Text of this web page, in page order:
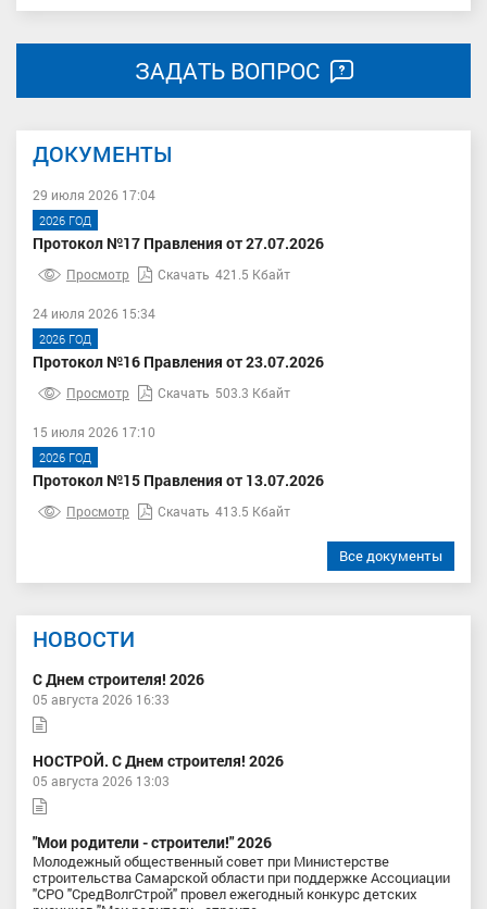
ЗАДАТЬ ВОПРОС
ДОКУМЕНТЫ
29 июля 2026 17:04
2026 ГОД
Протокол №17 Правления от 27.07.2026
Просмотр Скачать 421.5 Кбайт
24 июля 2026 15:34
2026 ГОД
Протокол №16 Правления от 23.07.2026
Просмотр Скачать 503.3 Кбайт
15 июля 2026 17:10
2026 ГОД
Протокол №15 Правления от 13.07.2026
Просмотр Скачать 413.5 Кбайт
Все документы
НОВОСТИ
С Днем строителя! 2026
05 августа 2026 16:33
НОСТРОЙ. С Днем строителя! 2026
05 августа 2026 13:03
"Мои родители - строители!" 2026
Молодежный общественный совет при Министерстве
строительства Самарской области при поддержке Ассоциации
"СРО "СредВолгСтрой" провел ежегодный конкурс детских